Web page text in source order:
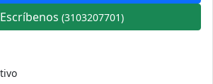
Escríbenos (3103207701)